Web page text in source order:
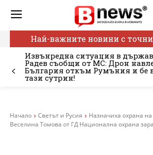
Най-важните новини с
Извънредна ситуация в
Радев съобщи от МС: Дрон
България откъм Румъния и бе
тази сутрин!
Начало Светът и Русия
Назначиха охрана
Веселина Томова от ГД Национална охрана